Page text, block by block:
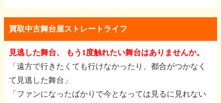
買取中古舞台屋ストレートライフ
見逃した舞台、 もう1度触れたい舞台はありませんか。
「遠方で行きたくても行けなかったり、都合がつかなく
て見逃した舞台」
「ファンになったばかりで今となっては見るに見れない